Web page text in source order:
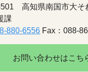
高知県南国市大そ
課
880-6556 Fax：088-
お問い合わせはこち